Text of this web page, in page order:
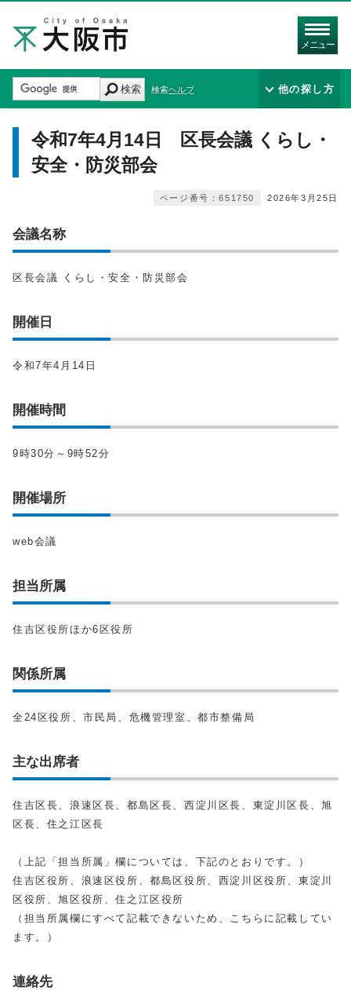
メニュー
検索 検索ヘルプ 他の探し方
令和7年4月14日 区長会議 くらし・
安全・防災部会
2026年3月25日
ページ番号：651750
会議名称
区長会議 くらし・安全・防災部会
開催日
令和7年4月14日
開催時間
9時30分～9時52分
開催場所
web会議
担当所属
住吉区役所ほか6区役所
関係所属
全24区役所、市民局、危機管理室、都市整備局
主な出席者
住吉区長、浪速区長、都島区長、西淀川区長、東淀川区長、旭
区長、住之江区長
（上記「担当所属」欄については、下記のとおりです。）
住吉区役所、浪速区役所、都島区役所、西淀川区役所、東淀川
区役所、旭区役所、住之江区役所
（担当所属欄にすべて記載できないため、こちらに記載してい
ます。）
連絡先